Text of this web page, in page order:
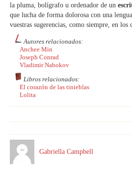
la pluma, bolígrafo u ordenador de un
que lucha de forma dolorosa con una
vuestras sugerencias, como siempre, en los
Autores relacionados:
Anchee Min
Joseph Conrad
Vladimir Nabokov
Libros relacionados:
El corazón de las tinieblas
Lolita
Gabriella Campbell